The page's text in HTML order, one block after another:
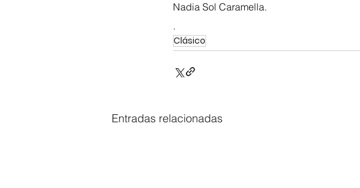
Nadia Sol Caramella.
.
Clásico
Entradas relacionadas